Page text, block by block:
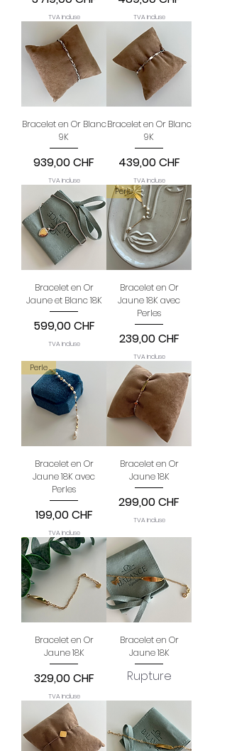
TVA Incluse TVA Incluse
Bracelet en Or Blanc
9K
Prix
939,00 CHF
TVA Incluse
Bracelet en Or Blanc
9K
Prix
439,00 CHF
TVA Incluse
Bracelet en Or
Jaune et Blanc 18K
Prix
599,00 CHF
TVA Incluse
Perle
Bracelet en Or
Jaune 18K avec
Perles
Prix
239,00 CHF
TVA Incluse
Perle
Bracelet en Or
Jaune 18K avec
Perles
Prix
199,00 CHF
TVA Incluse
Bracelet en Or
Jaune 18K
Prix
299,00 CHF
TVA Incluse
Bracelet en Or
Jaune 18K
Prix
329,00 CHF
TVA Incluse
Bracelet en Or
Jaune 18K
Rupture